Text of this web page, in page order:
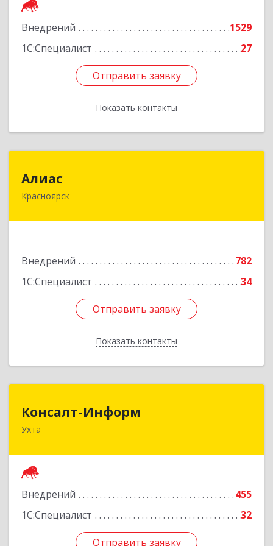
Внедрений
1529
1С:Специалист
27
Отправить заявку
Показать контакты
Отправить заявку
Назад
Алиас
Красноярск
Внедрений
782
1С:Специалист
34
Отправить заявку
Показать контакты
660043, Красноярский край, Красноярск г,
Отправить заявку
Назад
Консалт-Информ
Ухта
Внедрений
455
1С:Специалист
32
Отправить заявку
169300, Коми Респ, Ухта г, Строителей пр-д 1, 2
Отправить заявку